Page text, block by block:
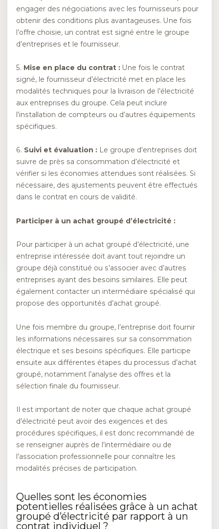
engager des négociations avec les fournisseurs pour
obtenir des conditions plus avantageuses. Une fois
l’offre choisie, un contrat est signé entre le groupe
d’entreprises et le fournisseur.
5. Mise en place du contrat : Une fois le contrat
signé, le fournisseur d’électricité met en place les
modalités techniques pour la livraison de l’électricité
aux entreprises du groupe. Cela peut inclure
l’installation de compteurs ou d’autres équipements
spécifiques.
6. Suivi et évaluation : Le groupe d’entreprises doit
suivre de près sa consommation d’électricité et
vérifier si les économies attendues sont réalisées. Si
nécessaire, des ajustements peuvent être effectués
dans le contrat en cours de validité.
Participer à un achat groupé d’électricité :
Pour participer à un achat groupé d’électricité, une
entreprise intéressée doit avant tout rejoindre un
groupe déjà constitué ou s’associer avec d’autres
entreprises ayant des besoins similaires. Elle peut
également contacter un intermédiaire spécialisé qui
propose des opportunités d’achat groupé.
Une fois membre du groupe, l’entreprise doit fournir
les informations nécessaires sur sa consommation
électrique et ses besoins spécifiques. Elle participe
ensuite aux différentes étapes du processus d’achat
groupé, notamment l’analyse des offres et la
sélection finale du fournisseur.
Il est important de noter que chaque achat groupé
d’électricité peut avoir des exigences et des
procédures spécifiques, il est donc recommandé de
se renseigner auprès de l’intermédiaire ou de
l’association professionnelle pour connaître les
modalités précises de participation.
Quelles sont les économies
potentielles réalisées grâce à un achat
groupé d’électricité par rapport à un
contrat individuel ?